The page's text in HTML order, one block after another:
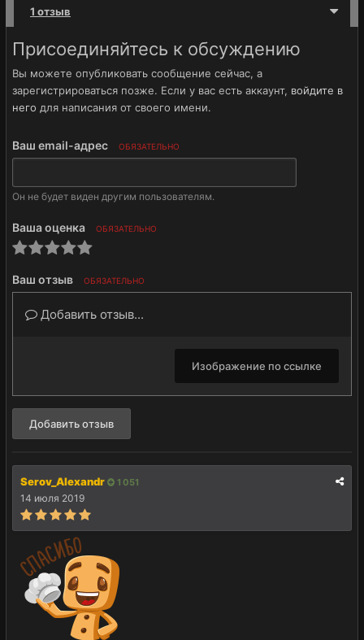
1 отзыв
Присоединяйтесь к обсуждению
Вы можете опубликовать сообщение сейчас, а
зарегистрироваться позже. Если у вас есть аккаунт, войдите в
него для написания от своего имени.
Ваш email-адрес ОБЯЗАТЕЛЬНО
Он не будет виден другим пользователям.
Ваша оценка ОБЯЗАТЕЛЬНО
Ваш отзыв ОБЯЗАТЕЛЬНО
Добавить отзыв...
Изображение по ссылке
Добавить отзыв
Serov_Alexandr 1 051
14 июля 2019